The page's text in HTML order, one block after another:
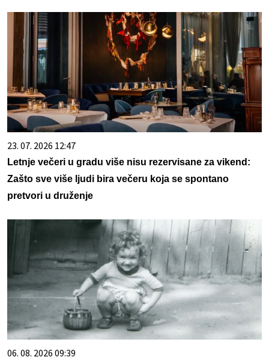
23. 07. 2026 12:47
Letnje večeri u gradu više nisu rezervisane za vikend:
Zašto sve više ljudi bira večeru koja se spontano
pretvori u druženje
06. 08. 2026 09:39